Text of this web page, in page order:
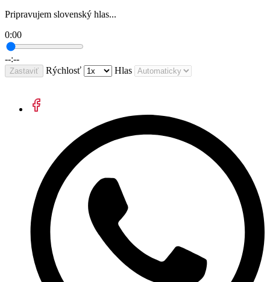
Pripravujem slovenský hlas...
0:00
--:--
Zastaviť Rýchlosť Hlas